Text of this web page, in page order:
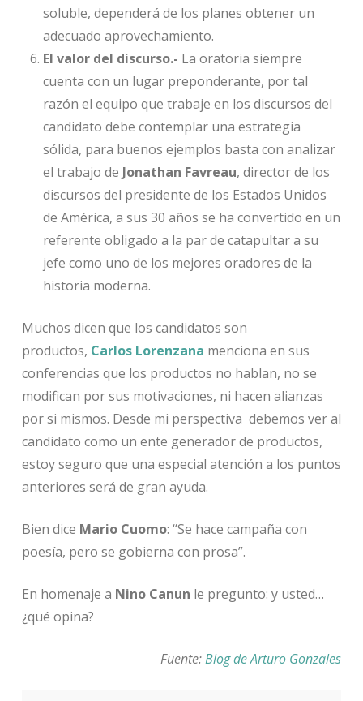
soluble, dependerá de los planes obtener un
adecuado aprovechamiento.
El valor del discurso.- La oratoria siempre
cuenta con un lugar preponderante, por tal
razón el equipo que trabaje en los discursos del
candidato debe contemplar una estrategia
sólida, para buenos ejemplos basta con analizar
el trabajo de Jonathan Favreau, director de los
discursos del presidente de los Estados Unidos
de América, a sus 30 años se ha convertido en un
referente obligado a la par de catapultar a su
jefe como uno de los mejores oradores de la
historia moderna.
Muchos dicen que los candidatos son
productos, Carlos Lorenzana menciona en sus
conferencias que los productos no hablan, no se
modifican por sus motivaciones, ni hacen alianzas
por si mismos. Desde mi perspectiva debemos ver al
candidato como un ente generador de productos,
estoy seguro que una especial atención a los puntos
anteriores será de gran ayuda.
Bien dice Mario Cuomo: “Se hace campaña con
poesía, pero se gobierna con prosa”.
En homenaje a Nino Canun le pregunto: y usted…
¿qué opina?
Fuente:Blog de Arturo Gonzales